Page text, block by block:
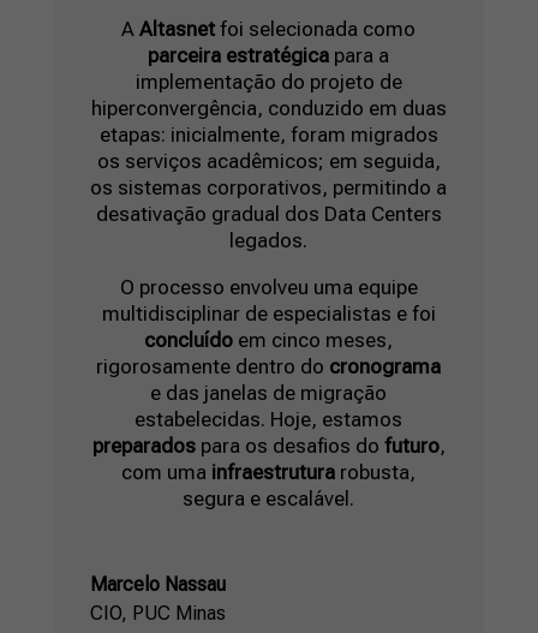
AAltasnet foi selecionada como
parceira estratégica para a
implementação do projeto de
hiperconvergência, conduzido em duas
etapas: inicialmente, foram migrados
os serviços acadêmicos; em seguida,
os sistemas corporativos, permitindo a
desativação gradual dos Data Centers
legados.
O processo envolveu uma equipe
multidisciplinar de especialistas e foi
concluído em cinco meses,
rigorosamente dentro do cronograma
e das janelas de migração
estabelecidas. Hoje, estamos
preparadospara os desafios do futuro,
com uma infraestrutura robusta,
segura e escalável.
Marcelo Nassau
CIO, PUC Minas